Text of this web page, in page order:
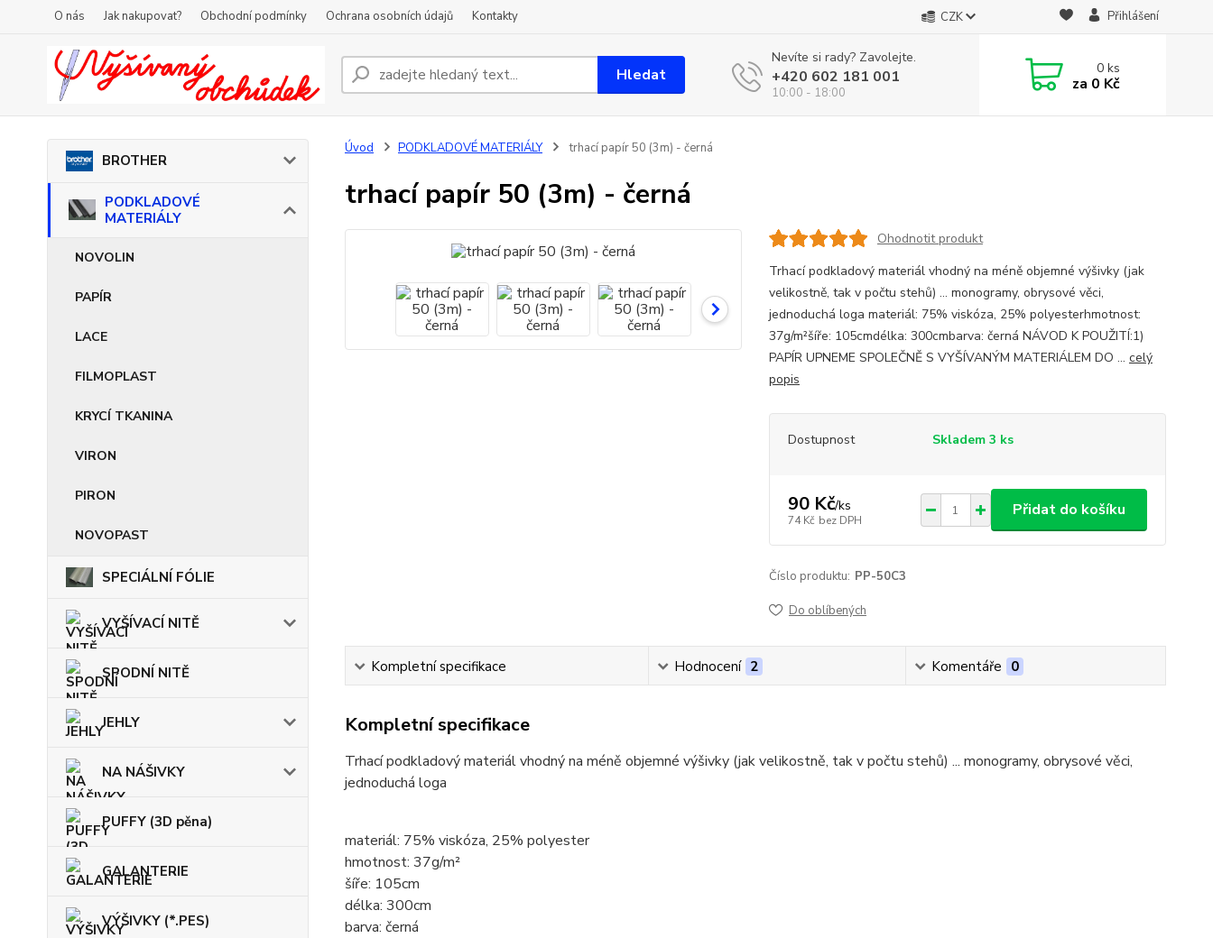
O nás Jak nakupovat? Obchodní podmínky Ochrana osobních údajů Kontakty CZK Přihlášení
Hledat
Nevíte si rady? Zavolejte.
+420 602 181 001
10:00 - 18:00
0ks
za 0 Kč
BROTHER
PODKLADOVÉ
MATERIÁLY
NOVOLIN
PAPÍR
LACE
FILMOPLAST
KRYCÍ TKANINA
VIRON
PIRON
NOVOPAST
SPECIÁLNÍ FÓLIE
VYŠÍVACÍ NITĚ
SPODNÍ NITĚ
JEHLY
NA NÁŠIVKY
PUFFY (3D pěna)
GALANTERIE
VÝŠIVKY (*.PES)
Úvod PODKLADOVÉ MATERIÁLY trhací papír 50 (3m) - černá
trhací papír 50 (3m) - černá
Ohodnotit produkt
Trhací podkladový materiál vhodný na méně objemné výšivky (jak
velikostně, tak v počtu stehů) ... monogramy, obrysové věci,
jednoduchá loga materiál: 75% viskóza, 25% polyesterhmotnost:
37g/m²šíře: 105cmdélka: 300cmbarva: černá NÁVOD K POUŽITÍ:1)
PAPÍR UPNEME SPOLEČNĚ S VYŠÍVANÝM MATERIÁLEM DO ... celý
popis
Dostupnost Skladem 3 ks
90 Kč/ks
74 Kč bez DPH
Přidat do košíku
Číslo produktu: PP-50C3
Do oblíbených
Kompletní specifikace Hodnocení 2 Komentáře 0
Kompletní specifikace
Trhací podkladový materiál vhodný na méně objemné výšivky (jak velikostně, tak v počtu stehů) ... monogramy, obrysové věci,
jednoduchá loga
materiál: 75% viskóza, 25% polyester
hmotnost: 37g/m²
šíře: 105cm
délka: 300cm
barva: černá